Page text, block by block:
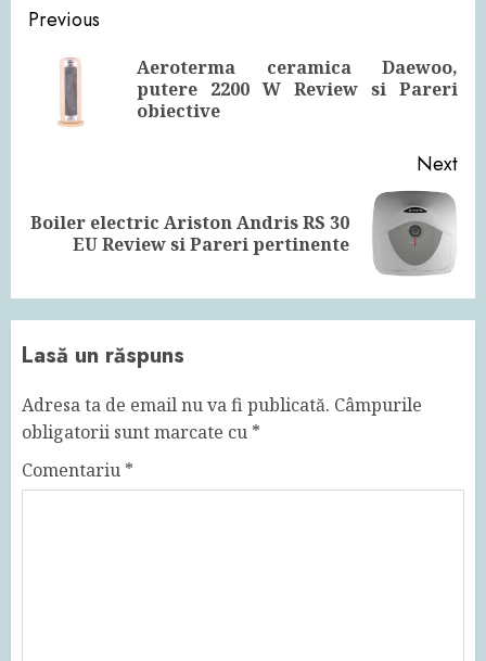
Continue
Reading
Previous
Aeroterma ceramica Daewoo,
putere 2200 W Review si Pareri
obiective
Next
Next
post:
Boiler electric Ariston Andris RS 30
EU Review si Pareri pertinente
Lasă un răspuns
Adresa ta de email nu va fi publicată. Câmpurile
obligatorii sunt marcate cu *
Comentariu *